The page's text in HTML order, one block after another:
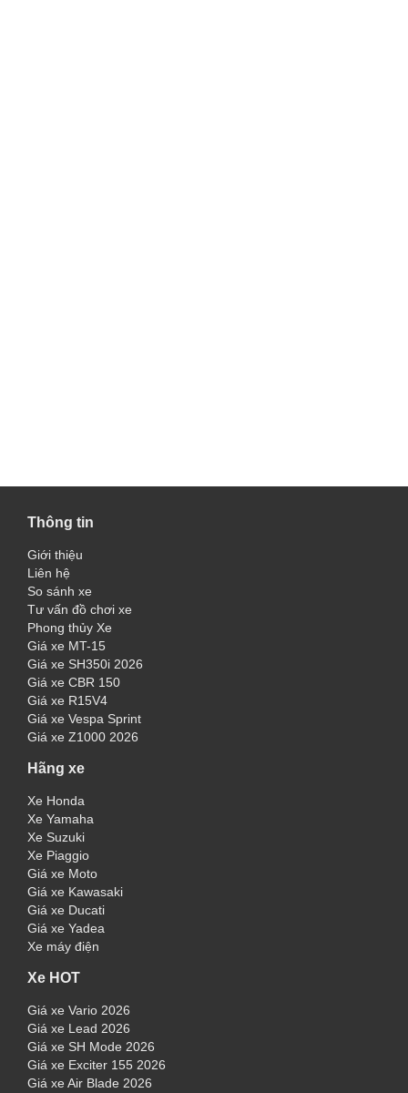
Thông tin
Giới thiệu
Liên hệ
So sánh xe
Tư vấn đồ chơi xe
Phong thủy Xe
Giá xe MT-15
Giá xe SH350i 2026
Giá xe CBR 150
Giá xe R15V4
Giá xe Vespa Sprint
Giá xe Z1000 2026
Hãng xe
Xe Honda
Xe Yamaha
Xe Suzuki
Xe Piaggio
Giá xe Moto
Giá xe Kawasaki
Giá xe Ducati
Giá xe Yadea
Xe máy điện
Xe HOT
Giá xe Vario 2026
Giá xe Lead 2026
Giá xe SH Mode 2026
Giá xe Exciter 155 2026
Giá xe Air Blade 2026